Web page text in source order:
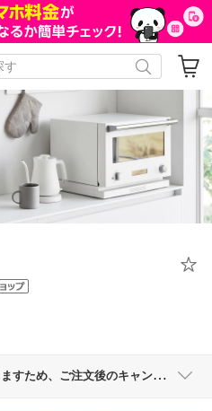
当店は自動出荷を行っておりますため、ご注文後のキャンセル・ご変更は一切対応できませんのでご注意ください。